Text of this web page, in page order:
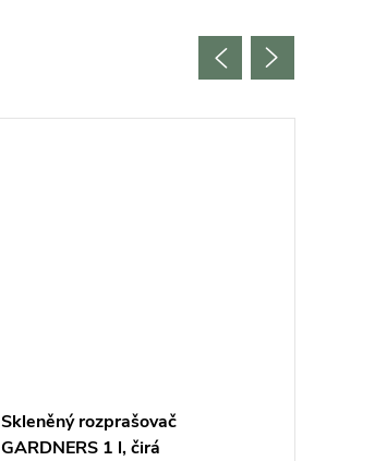
Skleněný rozprašovač
GARDNERS 1 l, čirá